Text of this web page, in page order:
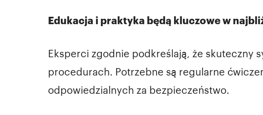
Edukacja i praktyka będą kluczowe w
Eksperci zgodnie podkreślają, że skuteczny
procedurach. Potrzebne są regularne
odpowiedzialnych za bezpieczeństwo.